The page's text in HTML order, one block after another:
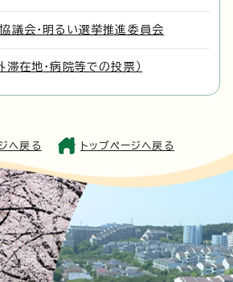
議会・明るい選挙推進委員会
滞在地・病院等での投票）
へ戻る トップページへ戻る